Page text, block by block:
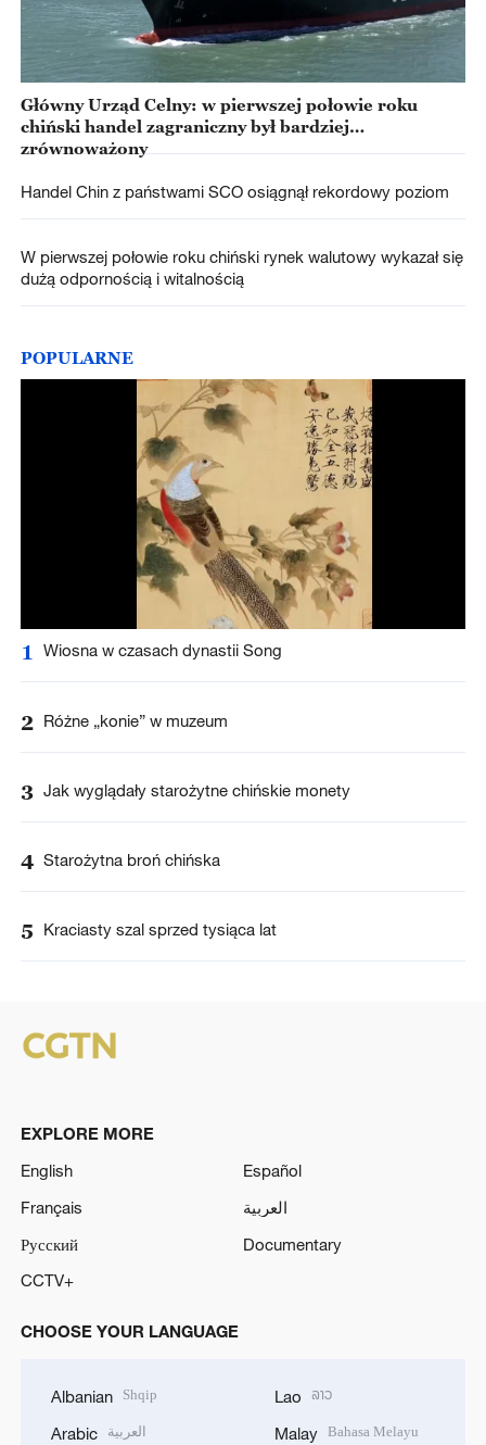
Główny Urząd Celny: w pierwszej połowie roku
chiński handel zagraniczny był bardziej
zrównoważony
Handel Chin z państwami SCO osiągnął rekordowy poziom
W pierwszej połowie roku chiński rynek walutowy wykazał się
dużą odpornością i witalnością
POPULARNE
1 Wiosna w czasach dynastii Song
2 Różne „konie” w muzeum
3 Jak wyglądały starożytne chińskie monety
4 Starożytna broń chińska
5 Kraciasty szal sprzed tysiąca lat
EXPLORE MORE
English
Español
Français
العربية
Русский
Documentary
CCTV+
CHOOSE YOUR LANGUAGE
Albanian Shqip
Arabic العربية
Lao ລາວ
Malay Bahasa Melayu